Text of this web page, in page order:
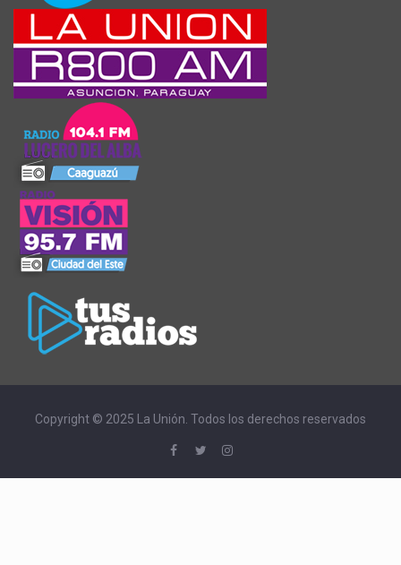
Copyright © 2025 La Unión. Todos los derechos reservados